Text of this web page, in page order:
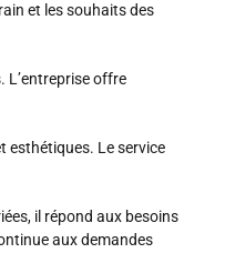
et les souhaits des
L’entreprise offre
esthétiques. Le service
il répond aux besoins
aux demandes